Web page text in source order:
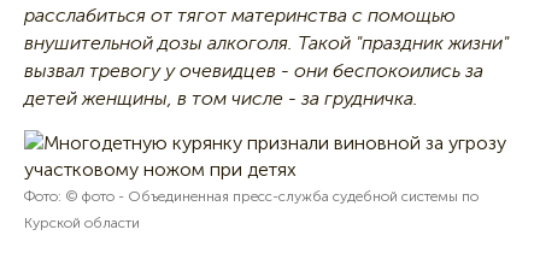
расслабиться от тягот материнства с помощью
внушительной дозы алкоголя. Такой "праздник жизни"
вызвал тревогу у очевидцев - они беспокоились за
детей женщины, в том числе - за грудничка.
Фото: © фото - Объединенная пресс-служба судебной системы по
Курской области